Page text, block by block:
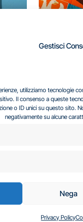
Gestisci
utilizziamo tecnologie
Il consenso a queste
o ID unici su questo sito.
negativamente su alcune
Nega
Privacy Policy